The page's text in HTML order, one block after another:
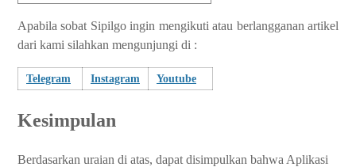
Apabila sobat Sipilgo ingin mengikuti atau berlangganan artikel
dari kami silahkan mengunjungi di :
Telegram Instagram Youtube
Kesimpulan
Berdasarkan uraian di atas, dapat disimpulkan bahwa Aplikasi